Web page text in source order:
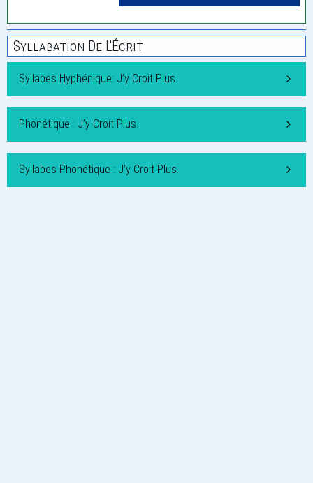
Syllabation De L'Écrit
Syllabes Hyphénique: J’y Croit Plus.
Phonétique : J’y Croit Plus.
Syllabes Phonétique : J’y Croit Plus.